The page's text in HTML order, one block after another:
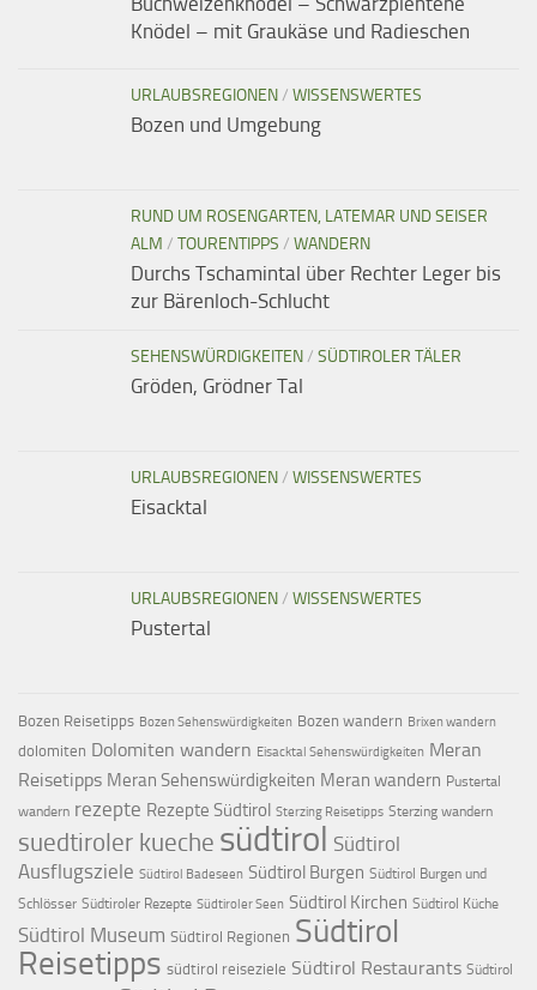
Knödel – mit Graukäse und Radieschen
URLAUBSREGIONEN/ WISSENSWERTES
Bozen und Umgebung
RUND UM ROSENGARTEN, LATEMAR UND SEISER
ALM / TOURENTIPPS / WANDERN
Durchs Tschamintal über Rechter Leger bis
zur Bärenloch-Schlucht
SEHENSWÜRDIGKEITEN/ SÜDTIROLER TÄLER
Gröden, Grödner Tal
URLAUBSREGIONEN/ WISSENSWERTES
Eisacktal
URLAUBSREGIONEN/ WISSENSWERTES
Pustertal
Bozen Reisetipps Bozen Sehenswürdigkeiten Bozen wandern Brixen wandern
dolomiten Dolomiten wandern Eisacktal Sehenswürdigkeiten Meran
Reisetipps Meran Sehenswürdigkeiten Meran wandern Pustertal
wandern rezepte Rezepte Südtirol Sterzing Reisetipps Sterzing wandern
suedtiroler kueche südtirol Südtirol
Ausflugsziele Südtirol Badeseen Südtirol Burgen Südtirol Burgen und
Schlösser Südtiroler Rezepte Südtiroler Seen Südtirol Kirchen Südtirol Küche
Südtirol Museum Südtirol Regionen Südtirol
Reisetipps südtirol reiseziele Südtirol Restaurants Südtirol